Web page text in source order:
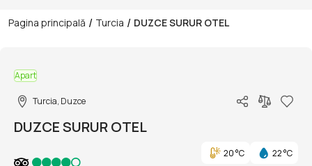
Pagina principală / Turcia / DUZCE SURUR OTEL
Apart
Turcia, Duzce
DUZCE SURUR OTEL
20 °C
22 °C